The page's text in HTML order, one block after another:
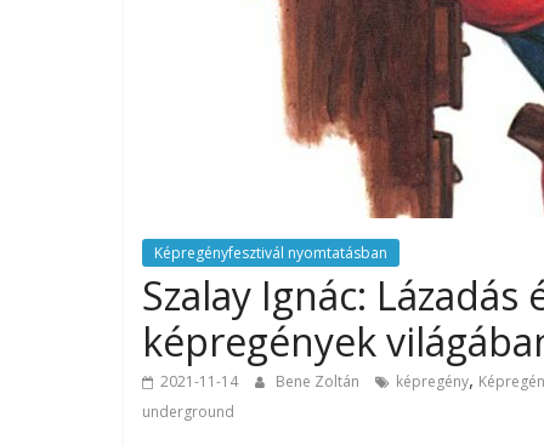
Képregényfesztivál nyomtatásban
Szalay Ignác:
képregények
2021-11-14 Bene Zoltán képregény,
underground